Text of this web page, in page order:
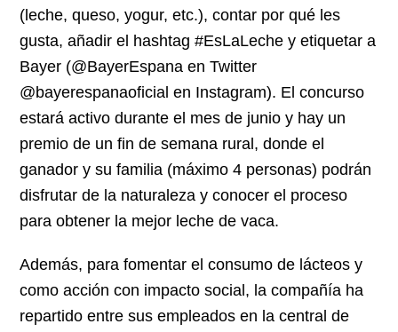
(leche, queso, yogur, etc.), contar por qué les
gusta, añadir el hashtag #EsLaLeche y etiquetar a
Bayer (@BayerEspana en Twitter
@bayerespanaoficial en Instagram). El concurso
estará activo durante el mes de junio y hay un
premio de un fin de semana rural, donde el
ganador y su familia (máximo 4 personas) podrán
disfrutar de la naturaleza y conocer el proceso
para obtener la mejor leche de vaca.
Además, para fomentar el consumo de lácteos y
como acción con impacto social, la compañía ha
repartido entre sus empleados en la central de